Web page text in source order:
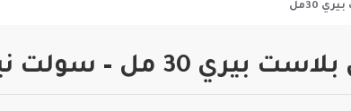
30مل
مل – سولت نيكوتين